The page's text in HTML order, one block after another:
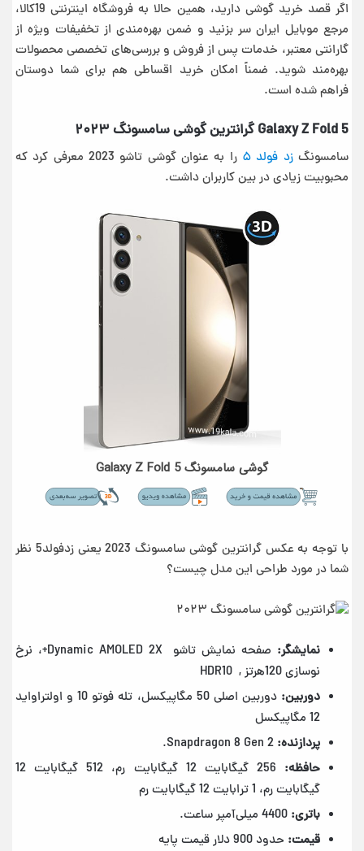
اگر قصد خرید گوشی دارید، همین حالا به فروشگاه اینترنتی 19کالا،
مرجع موبایل ایران سر بزنید و ضمن بهره‌مندی از تخفیفات ویژه از
گارانتی معتبر، خدمات پس از فروش و بررسی‌های تخصصی محصولات
بهره‌مند شوید. ضمناً امکان خرید اقساطی هم برای شما دوستان
فراهم شده است.
Galaxy Z Fold 5 گرانترین گوشی سامسونگ ۲۰۲۳
سامسونگزد فولد ۵
را به عنوان گوشی تاشو 2023 معرفی کرد که
محبوبیت زیادی در بین کاربران داشت.
گوشی سامسونگ Galaxy Z Fold 5
با توجه به عکس گرانترین گوشی سامسونگ 2023 یعنی زدفولد5 نظر
شما در مورد طراحی این مدل چیست؟
نمایشگر:
صفحه نمایش تاشو Dynamic AMOLED 2X+، نرخ
نوسازی 120هرتز , HDR10
دوربین:
دوربین اصلی 50 مگاپیکسل، تله فوتو 10 و اولتراواید
12 مگاپیکسل
پردازنده: Snapdragon 8 Gen 2.
حافظه:
256 گیگابایت 12 گیگابایت رم، 512 گیگابایت 12
گیگابایت رم، 1 ترابایت 12 گیگابایت رم
باتری: 4400 میلی‌آمپر ساعت.
قیمت: حدود 900 دلار قیمت پایه